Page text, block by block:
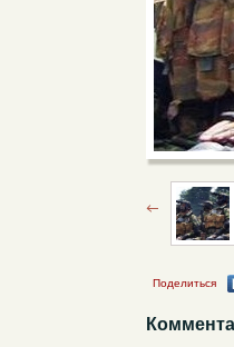
Поделиться